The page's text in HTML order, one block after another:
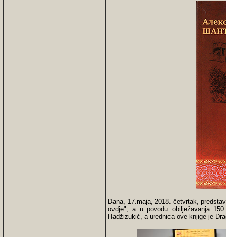
Dana, 17.maja, 2018. četvrtak,
ovdje", a u povodu obilježavanja
Hadžizukić, a urednica ove knjige je